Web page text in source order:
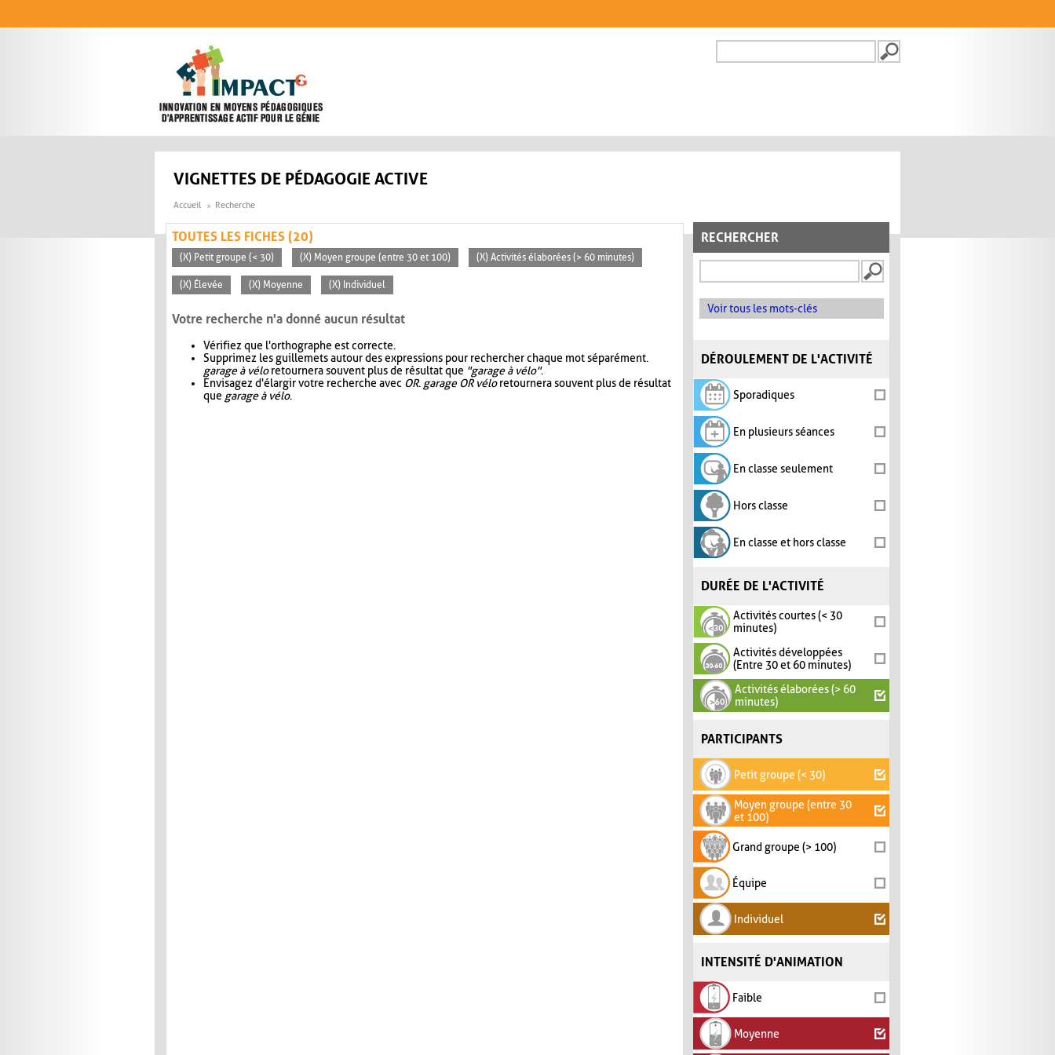
FORMULAIRE DE
VIGNETTES DE PÉDAGOGIE ACTIVE
Accueil Recherche
RECHERCHER
Voir tous les mots-clés
DÉROULEMENT DE L'ACTIVITÉ
Sporadiques
En plusieurs séances
En classe seulement
Hors classe
En classe et hors classe
DURÉE DE L'ACTIVITÉ
Activités courtes (< 30
minutes)
Activités développées
(Entre 30 et 60 minutes)
Activités élaborées (> 60
minutes)
PARTICIPANTS
Petit groupe (< 30)
Moyen groupe (entre 30
et 100)
Grand groupe (> 100)
Équipe
Individuel
INTENSITÉ D'ANIMATION
Faible
Moyenne
TOUTES LES FICHES (20)
(X) Petit groupe (< 30) (X) Moyen groupe (entre 30 et 100) (X) Activités élaborées (> 60 minutes)
(X) Élevée (X) Moyenne (X) Individuel
Votre recherche n'a donné aucun résultat
Vérifiez que l'orthographe est correcte.
Supprimez les guillemets autour des expressions pour rechercher chaque mot séparément.
garage à véloretournera souvent plus de résultat que "garage à vélo".
Envisagez d'élargir votre recherche avec OR. garage OR véloretournera souvent plus de résultat
que garage à vélo.